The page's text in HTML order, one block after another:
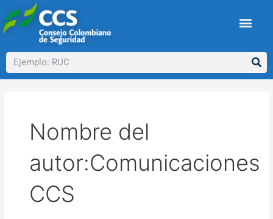
al
contenido
Buscar
Nombre del
autor:Comunicaciones
CCS
Paginación
de
entradas